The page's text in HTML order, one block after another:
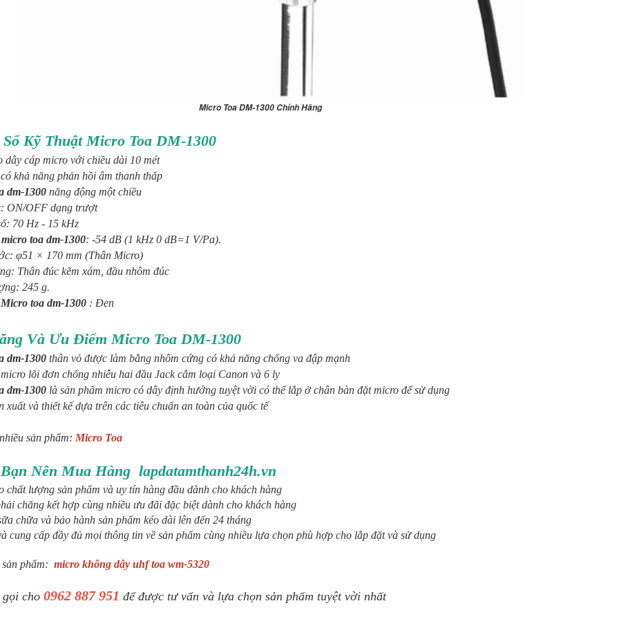
Micro Toa DM-1300 Chính Hãng
Kỹ Thuật Micro Toa DM-1300
dây cáp micro với chiều dài 10 mét
khả năng phản hồi âm thanh thấp
dm-1300 năng động một chiều
ON/OFF dạng trượt
70 Hz - 15 kHz
micro toa dm-1300: -54 dB (1 kHz 0 dB=1 V/Pa).
φ51 × 170 mm (Thân Micro)
Thân đúc kẽm xám, đầu nhôm đúc
245 g.
Micro toa dm-1300 : Đen
Và Ưu Điểm Micro Toa DM-1300
dm-1300 thân vỏ được làm bằng nhôm cứng có khả năng chống va đập mạnh
lõi đơn chống nhiễu hai đầu Jack cắm loại Canon và 6 ly
dm-1300 là sản phẩm micro có dây định hướng tuyệt vời có thể lắp ở chân bàn đặt micro để sử dụng
xuất và thiết kế dựa trên các tiêu chuẩn an toàn của quốc tế
sản phẩm: Micro Toa
Nên Mua Hàng lapdatamthanh24h.vn
chất lượng sản phẩm và uy tín hàng đầu dành cho khách hàng
chăng kết hợp cùng nhiều ưu đãi đặc biệt dành cho khách hàng
chữa và bảo hành sản phẩm kéo dài lên đến 24 tháng
cung cấp đầy đủ mọi thông tin về sản phẩm cùng nhiều lựa chọn phù hợp cho lắp đặt và sử dụng
phẩm: micro không dây uhf toa wm-5320
cho 0962 887 951 để được tư vấn và lựa chọn sản phẩm tuyệt vời nhất
Loa JBL Control
25 Loa treo
tường
Loa âm trần
16F
đánh giá sản
phẩm